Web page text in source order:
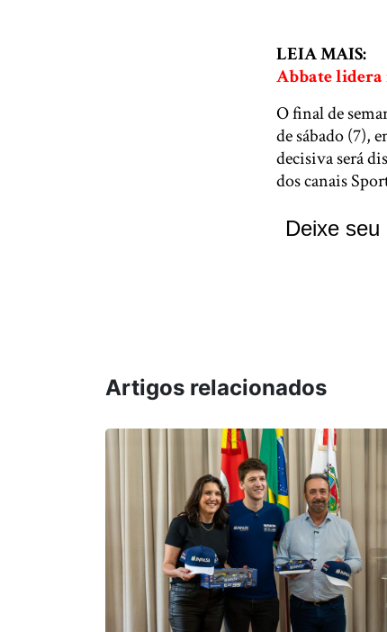
LEIA MAIS:
Abbate lidera
O final de
de sábado (7),
decisiva será
dos canais
Deixe
Artigos relacionados